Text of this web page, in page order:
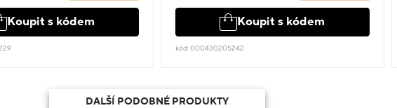
Koupit s kódem Koupit s kódem
kód: 000430205242
DALŠÍ PODOBNÉ PRODUKTY